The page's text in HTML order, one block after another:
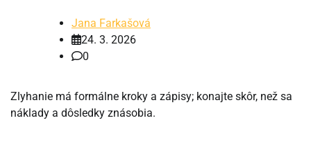
Jana Farkašová
24. 3. 2026
0
Zlyhanie má formálne kroky a zápisy; konajte skôr, než sa
náklady a dôsledky znásobia.